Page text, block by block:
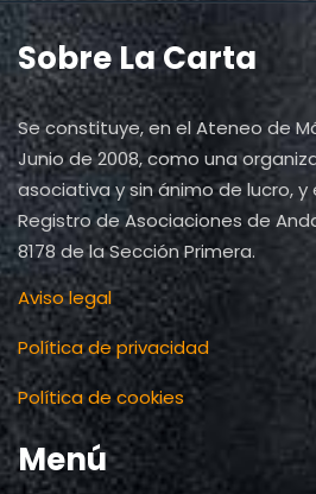
Sobre La Carta
Se constituye, en el Ateneo de
Junio de 2008, como una
asociativa y sin ánimo de lucro,
Registro de Asociaciones de
8178 de la Sección Primera.
Aviso legal
Política de privacidad
Política de cookies
Menú